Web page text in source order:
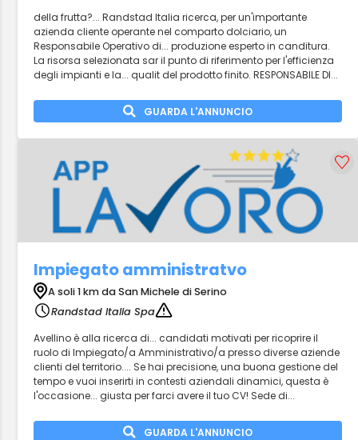
della frutta?... Randstad Italia ricerca, per un'importante
azienda cliente operante nel comparto dolciario, un
Responsabile Operativo di... produzione esperto in canditura.
La risorsa selezionata sar il punto di riferimento per l'efficienza
degli impianti e la... qualit del prodotto finito. RESPONSABILE DI...
GUARDA L'ANNUNCIO
Impiegato amministratvo
A soli 1 km da San Michele di Serino
Randstad Italia Spa
Avellino è alla ricerca di... candidati motivati per ricoprire il
ruolo di Impiegato/a Amministrativo/a presso diverse aziende
clienti del territorio.... Se hai precisione, una buona gestione del
tempo e vuoi inserirti in contesti aziendali dinamici, questa è
l'occasione... giusta per farci avere il tuo CV! Sede di...
GUARDA L'ANNUNCIO